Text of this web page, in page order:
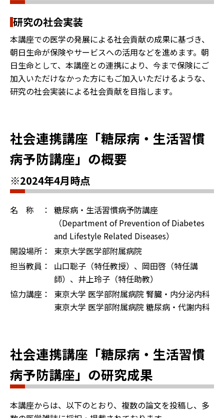
研究の社会実装
本講座での医学の発展による社会貢献の成果に基づき、
朝日生命が保険やサービスへの活用などを進めます。朝
日生命として、本講座との連携により、今まで保険にご
加入いただけなかった方にもご加入いただけるような、
研究の社会実装による社会貢献を目指します。
社会連携講座「糖尿病・生活習慣
病予防講座」の概要
※2024年4月時点
名 称 ： 糖尿病・生活習慣病予防講座
（Department of Prevention of Diabetes
and Lifestyle Related Diseases）
開設場所：
東京大学医学部附属病院
担当教員：
山口聡子（特任教授）、岡田啓（特任講
師）、井上玲子（特任助教）
協力講座：
東京大学 医学部附属病院 腎臓・内分泌内科
東京大学 医学部附属病院 糖尿病・代謝内科
社会連携講座「糖尿病・生活習慣
病予防講座」の研究成果
本講座からは、以下のとおり、複数の論文を投稿し、多